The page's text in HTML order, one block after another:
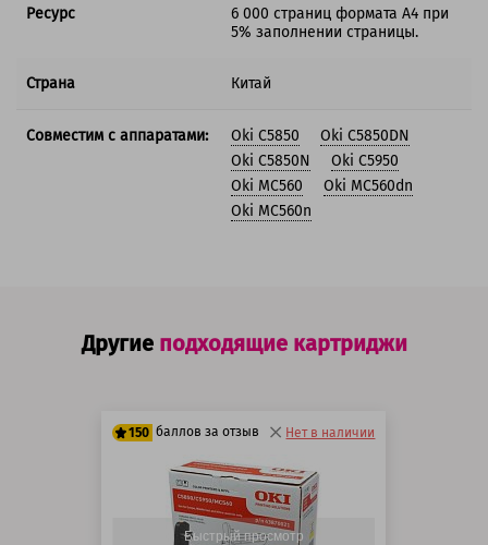
Ресурс
6 000 страниц формата А4 при
5% заполнении страницы.
Страна Китай
Совместим с аппаратами: Oki C5850
Oki C5850DN
Oki C5850N
Oki C5950
Oki MC560
Oki MC560dn
Oki MC560n
Другие подходящие картриджи
150 баллов за отзыв
125 баллов
150 баллов
Нет в наличии
Быстрый просмотр